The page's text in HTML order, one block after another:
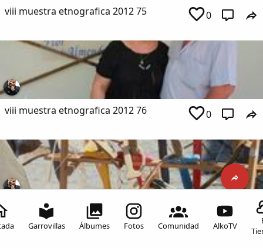
Garrovillas Álbumes Fotos Comunidad AlkoTV
viii muestra etnografica 2012 75 0
viii muestra etnografica 2012 76 0
viii muestra etnografica 2012 77
Inicia sesión para comentar